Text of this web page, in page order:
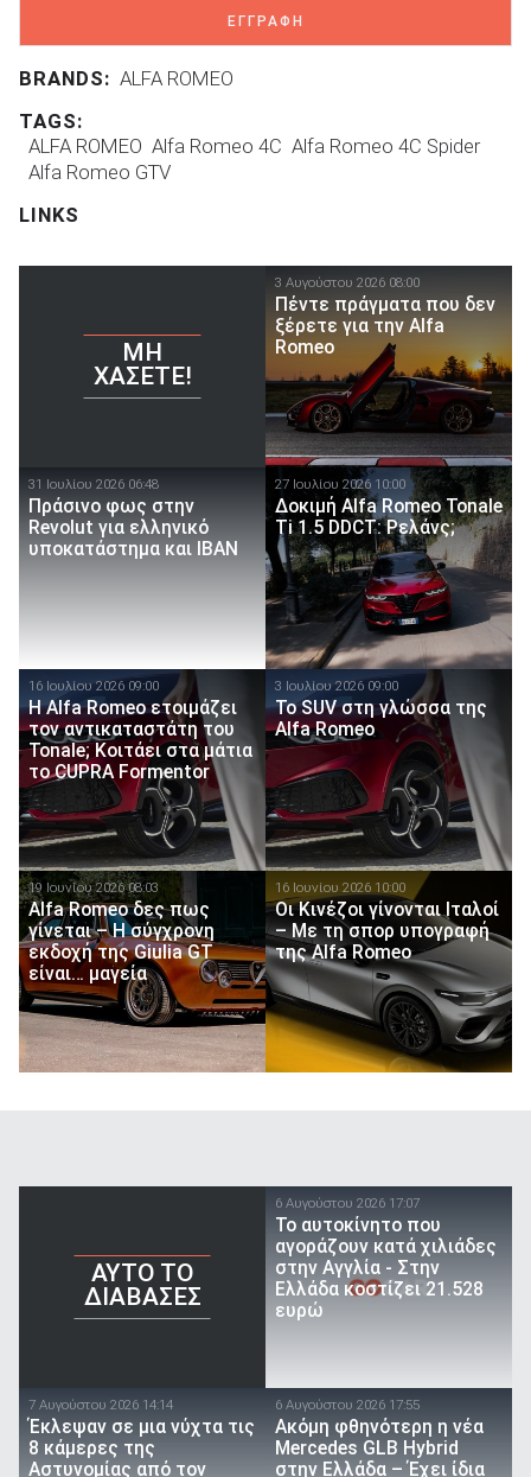
ΕΓΓΡΑΦΗ
BRANDS: ALFA ROMEO
TAGS:
ALFA ROMEO Alfa Romeo 4C Alfa Romeo 4C Spider
Alfa Romeo GTV
LINKS
ΜΗ
ΧΆΣΕΤΕ!
3 Αυγούστου 2026 08:00
Πέντε πράγματα που δεν
ξέρετε για την Alfa
Romeo
31 Ιουλίου 2026 06:48
Πράσινο φως στην
Revolut για ελληνικό
υποκατάστημα και IBAN
27 Ιουλίου 2026 10:00
Δοκιμή Alfa Romeo Tonale
Ti 1.5 DDCT: Ρελάνς;
16 Ιουλίου 2026 09:00
Η Alfa Romeo ετοιμάζει
τον αντικαταστάτη του
Tonale; Κοιτάει στα μάτια
το CUPRA Formentor
3 Ιουλίου 2026 09:00
To SUV στη γλώσσα της
Alfa Romeo
19 Ιουνίου 2026 08:03
Alfa Romeo δες πως
γίνεται – Η σύγχρονη
εκδοχή της Giulia GT
είναι… μαγεία
16 Ιουνίου 2026 10:00
Οι Κινέζοι γίνονται Ιταλοί
– Με τη σπορ υπογραφή
της Alfa Romeo
AYTO TO
ΔΙΑΒΑΣΕΣ
6 Αυγούστου 2026 17:07
To αυτοκίνητο που
αγοράζουν κατά χιλιάδες
στην Αγγλία - Στην
Ελλάδα κοστίζει 21.528
ευρώ
7 Αυγούστου 2026 14:14
Έκλεψαν σε μια νύχτα τις
8 κάμερες της
Αστυνομίας από τον
6 Αυγούστου 2026 17:55
Ακόμη φθηνότερη η νέα
Mercedes GLB Hybrid
στην Ελλάδα – Έχει ίδια